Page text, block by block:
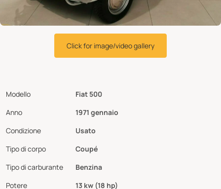
Modello
Fiat 500
Anno
1971 gennaio
Condizione
Usato
Tipo di corpo
Coupé
Tipo di carburante
Benzina
Potere
13 kw (18 hp)
Click for image/video gallery